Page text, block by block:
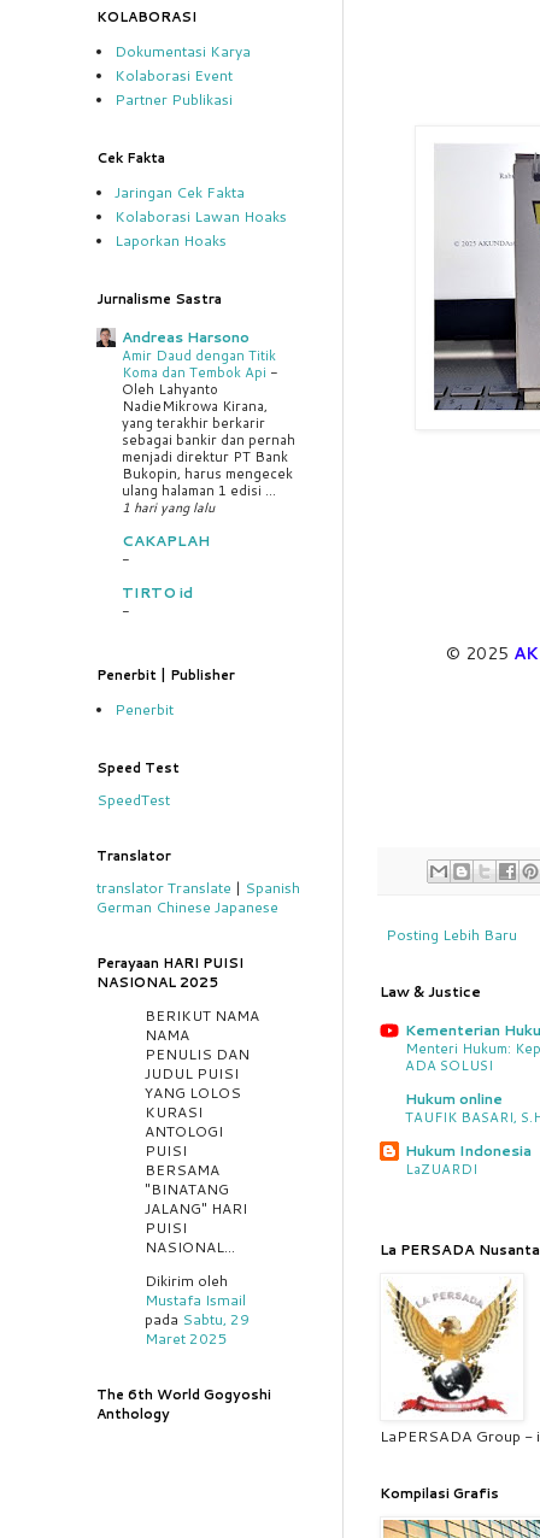
© 2025
Posting Lebih Baru
Law & Justice
Kementerian
Menteri Hukum:
ADA SOLUSI
Hukum online
TAUFIK BASARI,
Hukum Indonesia
LaZUARDI
La PERSADA
LaPERSADA Group -
Kompilasi Grafis
KOLABORASI
Dokumentasi Karya
Kolaborasi Event
Partner Publikasi
Cek Fakta
Jaringan Cek Fakta
Kolaborasi Lawan Hoaks
Laporkan Hoaks
Jurnalisme Sastra
Andreas Harsono
Amir Daud dengan Titik
Koma dan Tembok Api -
Oleh Lahyanto
NadieMikrowa Kirana,
yang terakhir berkarir
sebagai bankir dan pernah
menjadi direktur PT Bank
Bukopin, harus mengecek
ulang halaman 1 edisi ...
1 hari yang lalu
CAKAPLAH
-
TIRTO id
-
Penerbit | Publisher
Penerbit
Speed Test
SpeedTest
Translator
translatorTranslate | Spanish
German Chinese Japanese
Perayaan HARI PUISI
NASIONAL 2025
BERIKUT NAMA
NAMA
PENULIS DAN
JUDUL PUISI
YANG LOLOS
KURASI
ANTOLOGI
PUISI
BERSAMA
"BINATANG
JALANG" HARI
PUISI
NASIONAL...
Dikirim oleh
Mustafa Ismail
pada Sabtu, 29
Maret 2025
The 6th World Gogyoshi
Anthology